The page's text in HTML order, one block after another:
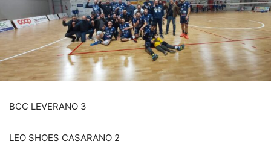
BCC LEVERANO 3
LEO SHOES CASARANO 2